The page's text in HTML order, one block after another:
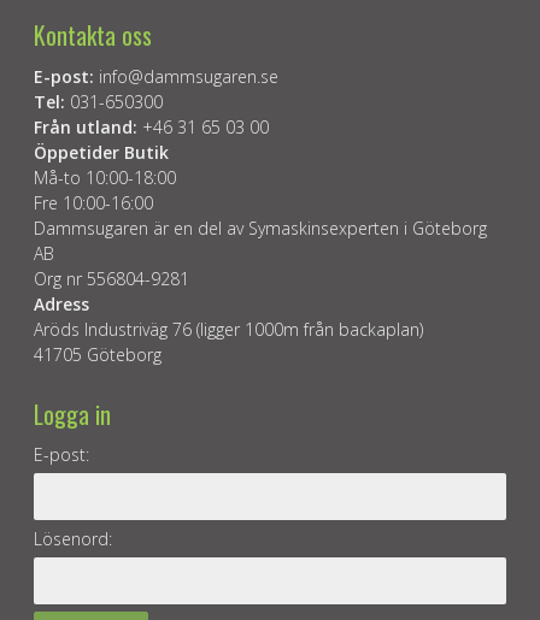
Kontakta oss
E-post: info@dammsugaren.se
Tel: 031-650300
Från utland: +46 31 65 03 00
Öppetider Butik
Må-to 10:00-18:00
Fre 10:00-16:00
Dammsugaren är en del av Symaskinsexperten i Göteborg
AB
Org nr 556804-9281
Adress
Aröds Industriväg 76 (ligger 1000m från backaplan)
41705 Göteborg
Logga in
E-post:
Lösenord: